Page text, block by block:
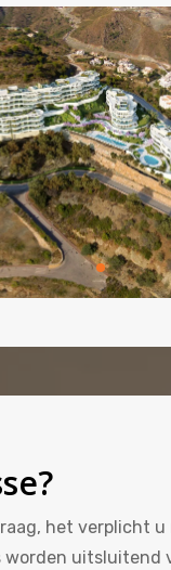
het verplicht u
worden uitsluitend